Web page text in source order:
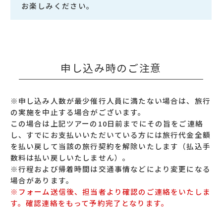
お楽しみください。
申し込み時のご注意
※申し込み人数が最少催行人員に満たない場合は、旅行
の実施を中止する場合がございます。
この場合は上記ツアーの10日前までにその旨をご連絡
し、すでにお支払いいただいている方には旅行代金全額
を払い戻して当該の旅行契約を解除いたします（払込手
数料は払い戻しいたしません）。
※行程および帰着時間は交通事情などにより変更になる
場合があります。
※フォーム送信後、担当者より確認のご連絡をいたしま
す。確認連絡をもって予約完了となります。